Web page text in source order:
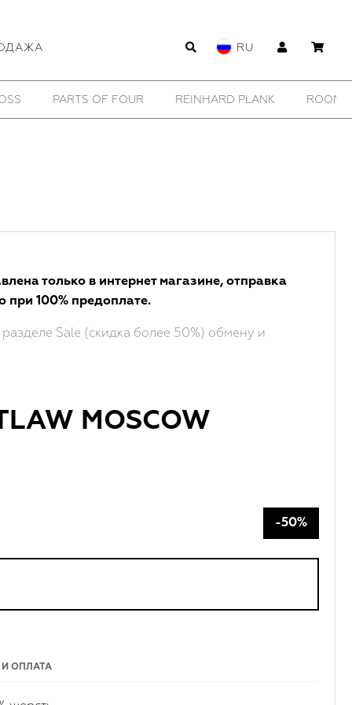
RU
PARTS OF FOUR REINHARD PLANK
только в интернет магазине, отправка
при 100% предоплате.
Sale (скидка более 50%) обмену и
MOSCOW
-50%
ОПЛАТА